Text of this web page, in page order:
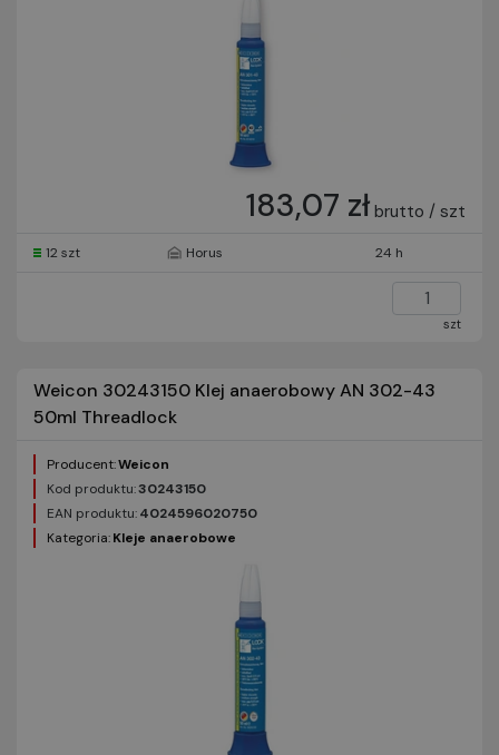
183,07 zł brutto / szt
12 szt Horus 24 h
szt
Weicon 30243150 Klej anaerobowy AN 302-43
50ml Threadlock
Producent:Weicon
Kod produktu:30243150
EAN produktu:4024596020750
Kategoria:Kleje anaerobowe